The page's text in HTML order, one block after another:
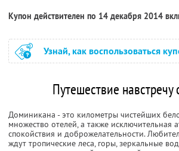
Купон действителен по 14 декабря 2014
Узнай, как воспользоваться
Путешествие навстречу
Доминикана - это километры чистейших
множество отелей, а также исключительная
спокойствия и доброжелательности.
ждут тропические леса, горы, зеркальные